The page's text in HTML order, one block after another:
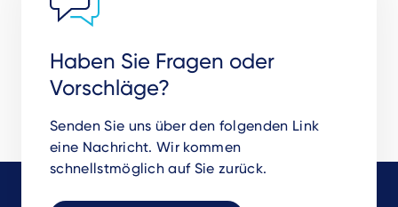
Haben Sie Fragen oder
Vorschläge?
Senden Sie uns über den folgenden Link
eine Nachricht. Wir kommen
schnellstmöglich auf Sie zurück.